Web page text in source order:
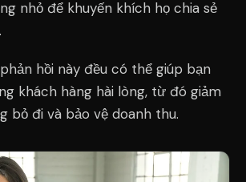
nhỏ để khuyến khích họ chia sẻ
hồi này đều có thể giúp bạn
khách hàng hài lòng, từ đó giảm
bỏ đi và bảo vệ doanh thu.